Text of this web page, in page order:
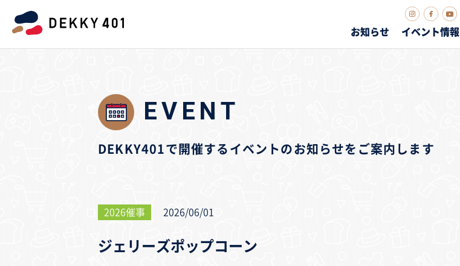
お知らせ イベント情報
EVENT
DEKKY401で開催するイベントのお知らせをご案内します
2026催事 2026/06/01
ジェリーズポップコーン